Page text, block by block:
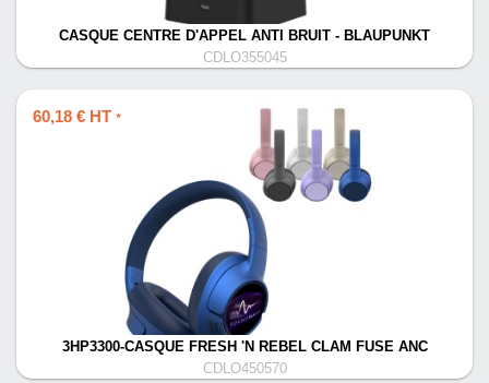
CASQUE CENTRE D'APPEL ANTI BRUIT - BLAUPUNKT
CDLO355045
60,18 € HT *
3HP3300-CASQUE FRESH 'N REBEL CLAM FUSE ANC
CDLO450570